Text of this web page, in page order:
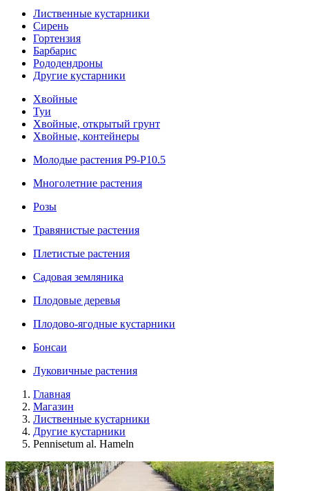
Лиственные кустарники
Cирень
Гортензия
Барбарис
Рододендроны
Другие кустарники
Хвойные
Туи
Хвойные, открытый грунт
Хвойные, контейнеры
Молодые растения Р9-Р10.5
Многолетние растения
Розы
Травянистые растения
Плетистые растения
Садовая земляника
Плодовые деревья
Плодово-ягодные кустарники
Бонсаи
Луковичные растения
Главная
Магазин
Лиственные кустарники
Другие кустарники
Pennisetum al. Hameln